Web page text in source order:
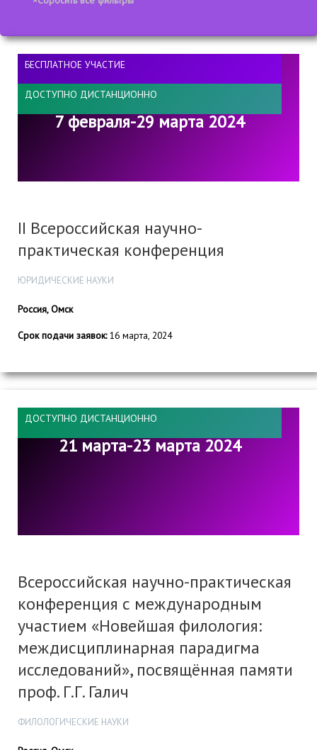
БЕСПЛАТНОЕ УЧАСТИЕ
ДОСТУПНО ДИСТАНЦИОННО
7 февраля-29 марта 2024
II Всероссийская научно-
практическая конференция
ЮРИДИЧЕСКИЕ НАУКИ
Россия, Омск
Срок подачи заявок:16 марта, 2024
ДОСТУПНО ДИСТАНЦИОННО
21 марта-23 марта 2024
Всероссийская научно-практическая
конференция с международным
участием «Новейшая филология:
междисциплинарная парадигма
исследований», посвящённая памяти
проф. Г.Г. Галич
ФИЛОЛОГИЧЕСКИЕ НАУКИ